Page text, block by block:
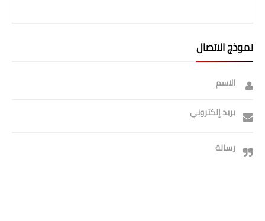
نموذج الاتصال
الاسم
بريد إلكتروني
رسالة